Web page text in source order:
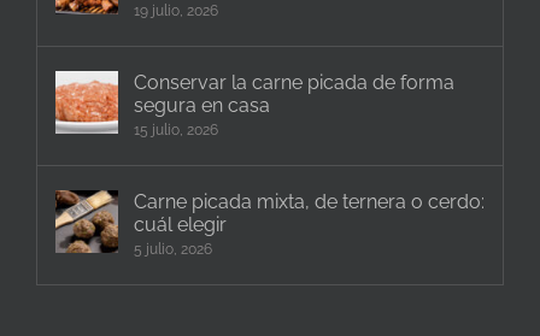
19 julio, 2026
Conservar la carne picada de forma
segura en casa
15 julio, 2026
Carne picada mixta, de ternera o cerdo:
cuál elegir
5 julio, 2026